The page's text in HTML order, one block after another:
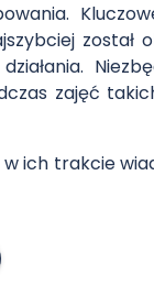
został
zajęć
w ich trakcie